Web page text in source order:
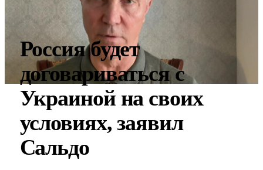
Россия будет
договариваться с
Украиной на своих
условиях, заявил
Сальдо